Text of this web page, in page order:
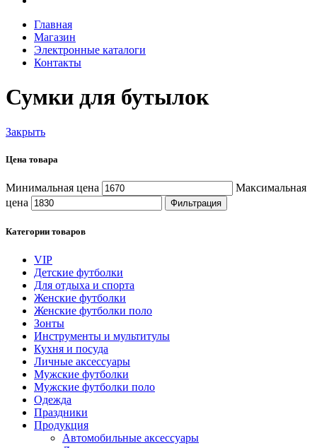
Главная
Магазин
Электронные каталоги
Контакты
Сумки для бутылок
Закрыть
Цена товара
Минимальная цена
Максимальная
цена
Фильтрация
Категории товаров
VIP
Детские футболки
Для отдыха и спорта
Женские футболки
Женские футболки поло
Зонты
Инструменты и мультитулы
Кухня и посуда
Личные аксессуары
Мужские футболки
Мужские футболки поло
Одежда
Праздники
Продукция
Автомобильные аксессуары